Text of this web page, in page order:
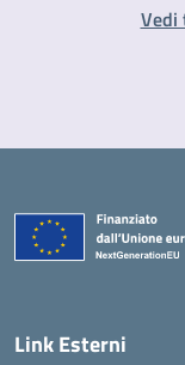
Vedi
Link Esterni